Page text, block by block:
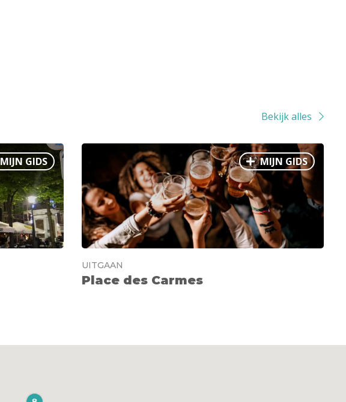
Bekijk alles
MIJN GIDS MIJN GIDS
UITGAAN
Place des Carmes